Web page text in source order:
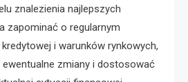
znalezienia najlepszych
zapominać o regularnym
i warunków rynkowych,
zmiany i dostosować